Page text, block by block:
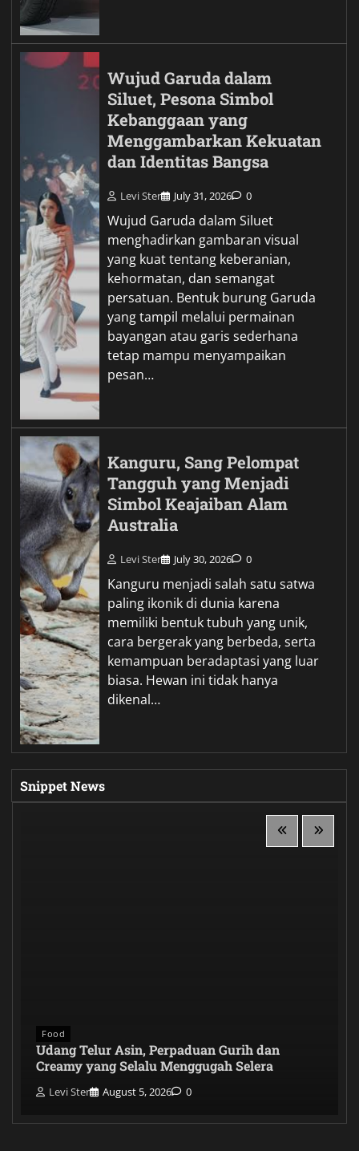
Wujud Garuda dalam
Siluet, Pesona Simbol
Kebanggaan yang
Menggambarkan Kekuatan
dan Identitas Bangsa
Levi Ster July 31, 2026 0
Wujud Garuda dalam Siluet
menghadirkan gambaran visual
yang kuat tentang keberanian,
kehormatan, dan semangat
persatuan. Bentuk burung Garuda
yang tampil melalui permainan
bayangan atau garis sederhana
tetap mampu menyampaikan
pesan…
Kanguru, Sang Pelompat
Tangguh yang Menjadi
Simbol Keajaiban Alam
Australia
Levi Ster July 30, 2026 0
Kanguru menjadi salah satu satwa
paling ikonik di dunia karena
memiliki bentuk tubuh yang unik,
cara bergerak yang berbeda, serta
kemampuan beradaptasi yang luar
biasa. Hewan ini tidak hanya
dikenal…
Snippet News
Food
Udang Telur Asin, Perpaduan Gurih dan
Creamy yang Selalu Menggugah Selera
Levi Ster August 5, 2026 0